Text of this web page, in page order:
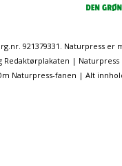
921379331. Naturpress
Redaktørplakaten |
Naturpress-fanen | Alt